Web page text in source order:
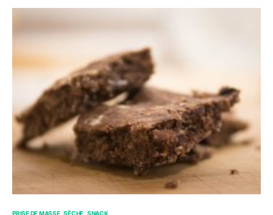
PRISE DE MASSE SÈCHE SNACK